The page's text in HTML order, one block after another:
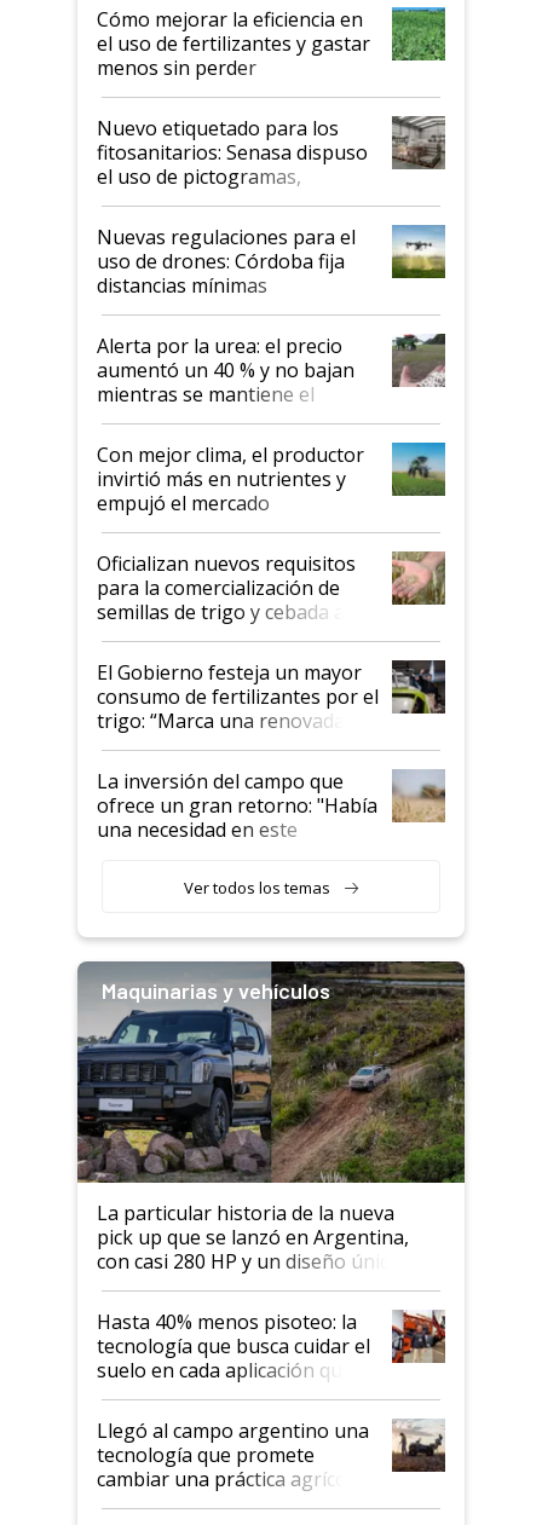
Cómo mejorar la eficiencia en
el uso de fertilizantes y gastar
menos sin perder
productividad en la campaña
fina
Nuevo etiquetado para los
fitosanitarios: Senasa dispuso
el uso de pictogramas,
palabras de advertencia e
indicaciones
Nuevas regulaciones para el
uso de drones: Córdoba fija
distancias mínimas
Alerta por la urea: el precio
aumentó un 40 % y no bajan
mientras se mantiene el
conflicto en Medio Oriente
Con mejor clima, el productor
invirtió más en nutrientes y
empujó el mercado
Oficializan nuevos requisitos
para la comercialización de
semillas de trigo y cebada a
granel
El Gobierno festeja un mayor
consumo de fertilizantes por el
trigo: “Marca una renovada
confianza de los productores”
La inversión del campo que
ofrece un gran retorno: "Había
una necesidad en este
Ver todos los temas
Maquinarias y vehículos
La particular historia de la nueva
pick up que se lanzó en Argentina,
con casi 280 HP y un diseño único: a
cuánto se vende
Hasta 40% menos pisoteo: la
tecnología que busca cuidar el
suelo en cada aplicación que
llevó Jacto al Congreso
Aapresid 2026
Llegó al campo argentino una
tecnología que promete
cambiar una práctica agrícola
clave: ¿Y si analizar el suelo